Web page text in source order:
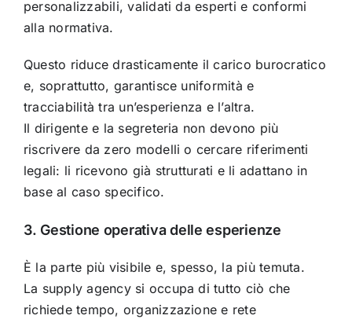
personalizzabili, validati da esperti e conformi
alla normativa.
Questo riduce drasticamente il carico burocratico
e, soprattutto, garantisce uniformità e
tracciabilità tra un’esperienza e l’altra.
Il dirigente e la segreteria non devono più
riscrivere da zero modelli o cercare riferimenti
legali: li ricevono già strutturati e li adattano in
base al caso specifico.
3. Gestione operativa delle esperienze
È la parte più visibile e, spesso, la più temuta.
La supply agency si occupa di tutto ciò che
richiede tempo, organizzazione e rete